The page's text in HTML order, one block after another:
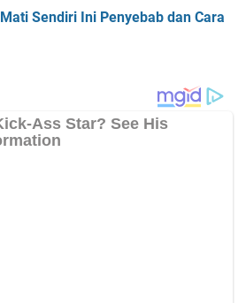
Sendiri Ini Penyebab dan Cara